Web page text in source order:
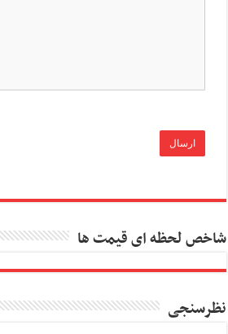
شاخص لحظه ای قیمت ها
نظرسنجی